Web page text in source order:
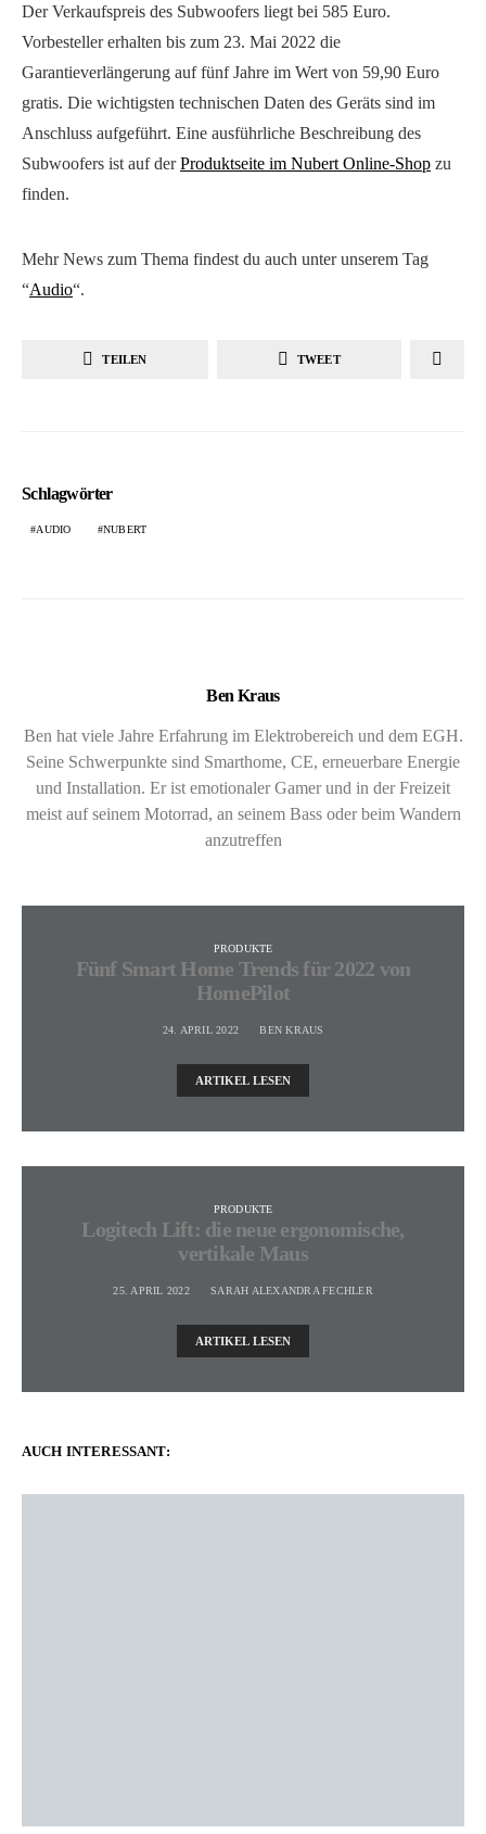
Der Verkaufspreis des Subwoofers liegt bei 585 Euro.
Vorbesteller erhalten bis zum 23. Mai 2022 die
Garantieverlängerung auf fünf Jahre im Wert von 59,90 Euro
gratis. Die wichtigsten technischen Daten des Geräts sind im
Anschluss aufgeführt. Eine ausführliche Beschreibung des
Subwoofers ist auf derProduktseite im Nubert Online-Shop zu
finden.
Mehr News zum Thema findest du auch unter unserem Tag
“Audio“.
TEILEN TWEET
Schlagwörter
AUDIO NUBERT
Ben Kraus
Ben hat viele Jahre Erfahrung im Elektrobereich und dem EGH.
Seine Schwerpunkte sind Smarthome, CE, erneuerbare Energie
und Installation. Er ist emotionaler Gamer und in der Freizeit
meist auf seinem Motorrad, an seinem Bass oder beim Wandern
anzutreffen
PRODUKTE
Fünf Smart Home Trends für 2022 von
HomePilot
24. APRIL 2022 BEN KRAUS
ARTIKEL LESEN
PRODUKTE
Logitech Lift: die neue ergonomische,
vertikale Maus
25. APRIL 2022 SARAH ALEXANDRA FECHLER
ARTIKEL LESEN
AUCH INTERESSANT: